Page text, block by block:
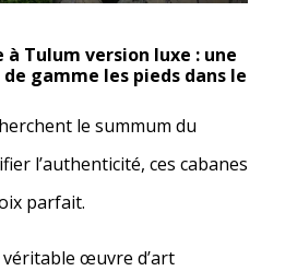
à Tulum version luxe : une
gamme les pieds dans le
le summum du
l’authenticité, ces cabanes
parfait.
véritable œuvre d’art